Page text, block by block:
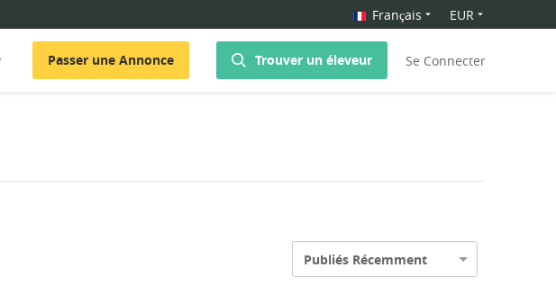
Français EUR
Passer une Annonce Trouver un éleveur Se Connecter
Publiés Récemment